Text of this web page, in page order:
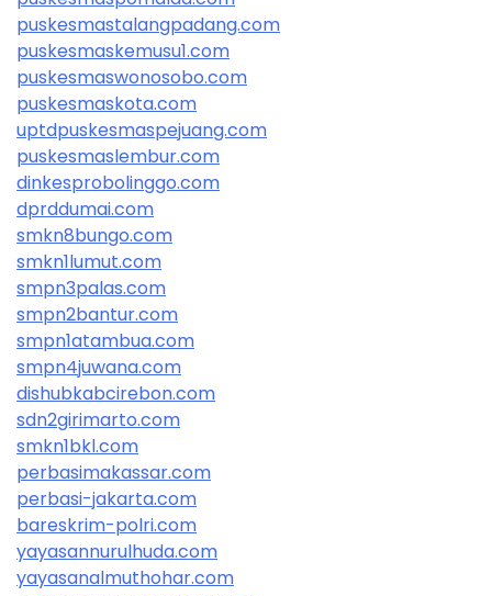
puskesmastalangpadang.com
puskesmaskemusu1.com
puskesmaswonosobo.com
puskesmaskota.com
uptdpuskesmaspejuang.com
puskesmaslembur.com
dinkesprobolinggo.com
dprddumai.com
smkn8bungo.com
smkn1lumut.com
smpn3palas.com
smpn2bantur.com
smpn1atambua.com
smpn4juwana.com
dishubkabcirebon.com
sdn2girimarto.com
smkn1bkl.com
perbasimakassar.com
perbasi-jakarta.com
bareskrim-polri.com
yayasannurulhuda.com
yayasanalmuthohar.com